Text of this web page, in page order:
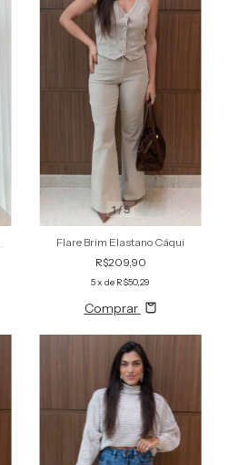
1/5
Flare Brim Elastano Cáqui
R$209,90
5x de R$50,29
Comprar